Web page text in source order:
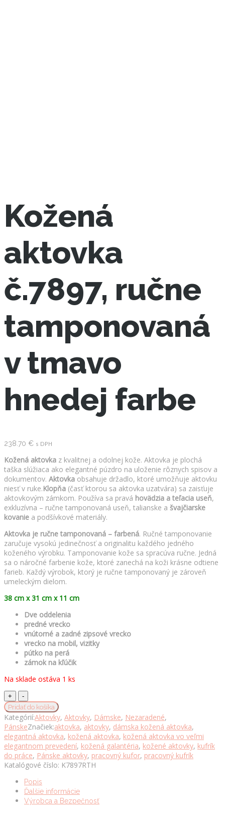
Kožená
aktovka
č.7897, ručne
tamponovaná
v tmavo
hnedej farbe
238.70 € s DPH
Kožená aktovka z kvalitnej a odolnej kože. Aktovka je plochá
taška slúžiaca ako elegantné púzdro na uloženie rôznych spisov a
dokumentov. Aktovka obsahuje držadlo, ktoré umožňuje aktovku
niesť v ruke.Klopňa (časť ktorou sa aktovka uzatvára) sa zaisťuje
aktovkovým zámkom. Používa sa pravá hovädzia a teľacia useň,
exkluzívna – ručne tamponovaná useň, talianske a švajčiarske
kovanie a podšívkové materiály.
Aktovka je ručne tamponovaná – farbená. Ručné tamponovanie
zaručuje vysokú jedinečnosť a originalitu každého jedného
koženého výrobku. Tamponovanie kože sa spracúva ručne. Jedná
sa o náročné farbenie kože, ktoré zanechá na koži krásne odtiene
farieb. Každý výrobok, ktorý je ručne tamponovaný je zároveň
umeleckým dielom.
38 cm x 31 cm x 11 cm
Dve oddelenia
predné vrecko
vnútorné a zadné zipsové vrecko
vrecko na mobil, vizitky
pútko na perá
zámok na kľúčik
Na sklade ostáva 1 ks
Kožená
aktovka
č.7897,
ručne
tamponovaná
v
tmavo
hnedej
množstvo
Pridať do košíka
Kategórií:Aktovky, Aktovky, Dámske, Nezaradené,
PánskeZnačiek:aktovka, aktovky, dámska kožená aktovka,
elegantná aktovka, kožená aktovka, kožená aktovka vo veľmi
elegantnom prevedení, kožená galantéria, kožené aktovky, kufrík
do práce, Pánske aktovky, pracovný kufor, pracovný kufrík
Katalógové číslo: K7897RTH
Popis
Ďalšie informácie
Výrobca a Bezpečnosť